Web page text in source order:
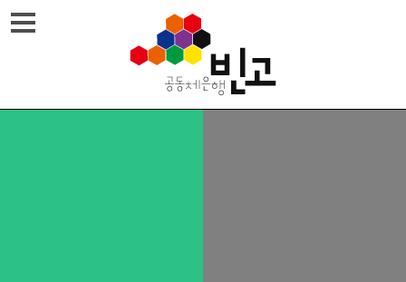
Skip
to